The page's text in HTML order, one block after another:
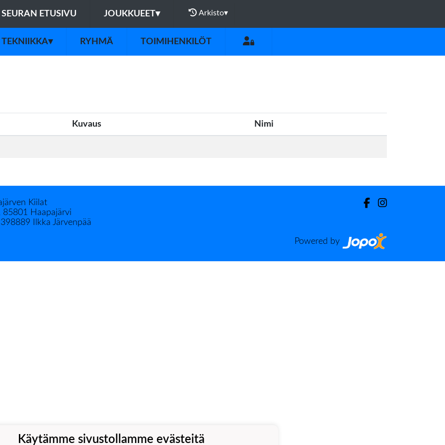
SEURAN ETUSIVU JOUKKUEET▾ Arkisto▾
TEKNIIKKA▾ RYHMÄ TOIMIHENKILÖT
Kuvaus Nimi
Kiilat
85801 Haapajärvi
Ilkka Järvenpää
Powered by
Käytämme sivustollamme evästeitä